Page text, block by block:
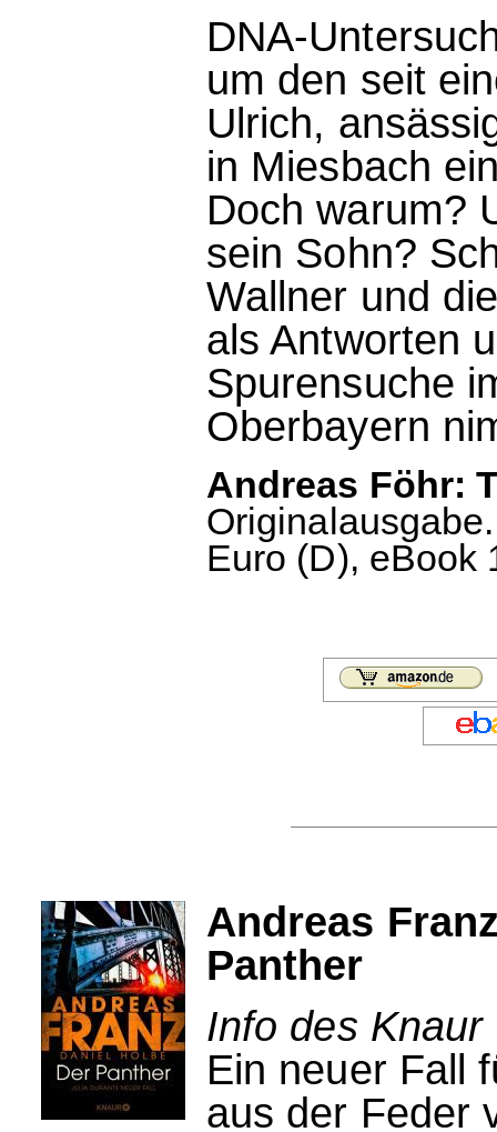
DNA-
um den seit
Ulrich,
in Miesbach
Doch warum?
sein Sohn?
Wallner und
als Antworten
Spurensuche
Oberbayern
Andreas Föhr:
Euro (D), eBook
Andreas
Panther
Info des Knaur
Ein neuer Fall
aus der Feder